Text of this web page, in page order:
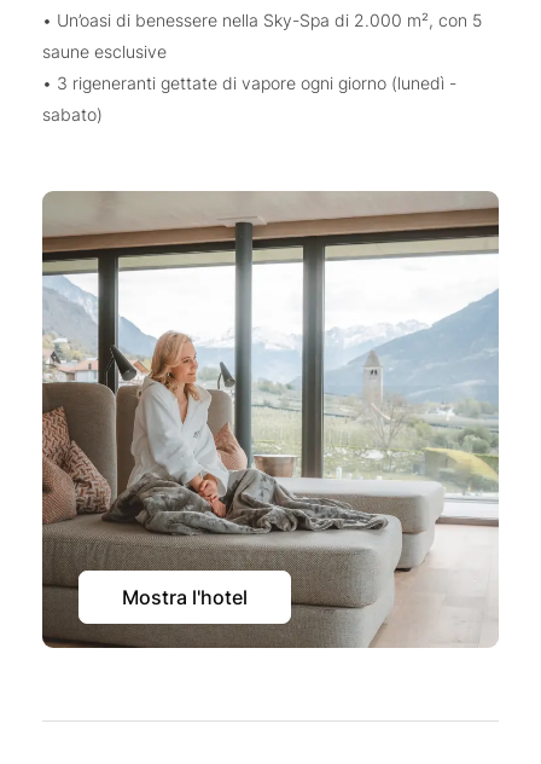
• Un’oasi di benessere nella Sky-Spa di 2.000 m², con 5
saune esclusive
• 3 rigeneranti gettate di vapore ogni giorno (lunedì -
sabato)
Mostra l'hotel